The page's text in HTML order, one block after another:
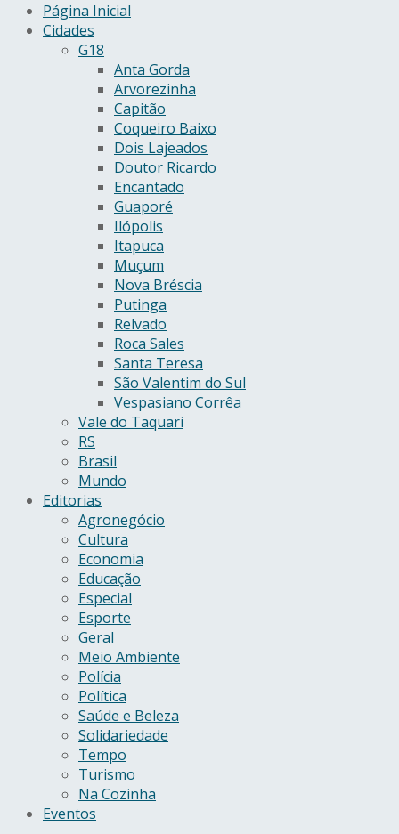
Página Inicial
Cidades
G18
Anta Gorda
Arvorezinha
Capitão
Coqueiro Baixo
Dois Lajeados
Doutor Ricardo
Encantado
Guaporé
Ilópolis
Itapuca
Muçum
Nova Bréscia
Putinga
Relvado
Roca Sales
Santa Teresa
São Valentim do Sul
Vespasiano Corrêa
Vale do Taquari
RS
Brasil
Mundo
Editorias
Agronegócio
Cultura
Economia
Educação
Especial
Esporte
Geral
Meio Ambiente
Polícia
Política
Saúde e Beleza
Solidariedade
Tempo
Turismo
Na Cozinha
Eventos